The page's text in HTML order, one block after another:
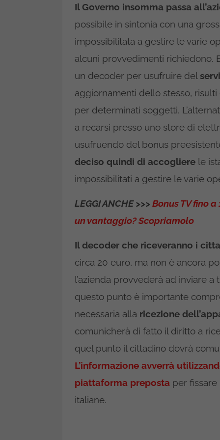
Il Governo insomma passa
possibile in sintonia con una
impossibilitata a gestire le varie
alcuni provvedimenti richiedono.
un decoder per usufruire del
aggiornamenti dello stesso,
per determinati soggetti.
a recarsi presso uno store di
usufruendo del bonus
deciso quindi di accogliere le
impossibilitati a gestire le varie
LEGGI ANCHE >>>Bonus TV fino
un vantaggio? Scopriamolo
Il decoder che riceveranno i
circa 20 euro, ma non è ancora
l’azienda provvederà ad inviare
questo punto è importante
necessaria alla ricezione
comunicherà di fatto il diritto a
quel punto il cittadino dovrà
L’informazione avverrà
piattaforma preposta per fissare
italiane.